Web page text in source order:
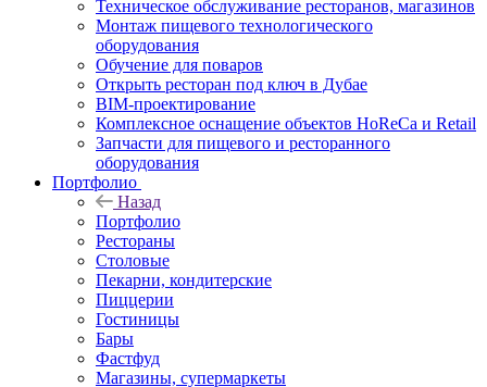
Техническое обслуживание ресторанов, магазинов
Монтаж пищевого технологического
оборудования
Обучение для поваров
Открыть ресторан под ключ в Дубае
BIM-проектирование
Комплексное оснащение объектов HoReCa и Retail
Запчасти для пищевого и ресторанного
оборудования
Портфолио
Назад
Портфолио
Рестораны
Столовые
Пекарни, кондитерские
Пиццерии
Гостиницы
Бары
Фастфуд
Магазины, супермаркеты